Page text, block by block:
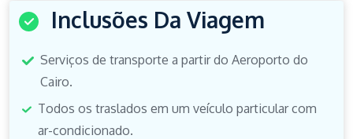
Inclusões Da Viagem
Serviços de transporte a partir do Aeroporto do
Cairo.
Todos os traslados em um veículo particular com
ar-condicionado.